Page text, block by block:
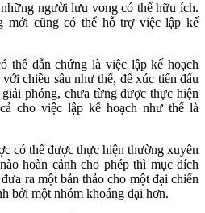
người lưu vong có thể hữu ích.
mới cũng có thể hỗ trợ việc lập kế
dẫn chứng là việc lập kế hoạch
chiều sâu như thế, để xúc tiến đấu
phóng, chưa từng được thực hiện
cho việc lập kế hoạch như thế là
có thể được thực hiện thường xuyên
hoàn cảnh cho phép thì mục đích
ra một bản thảo cho một đại chiến
bởi một nhóm khoáng đại hơn.